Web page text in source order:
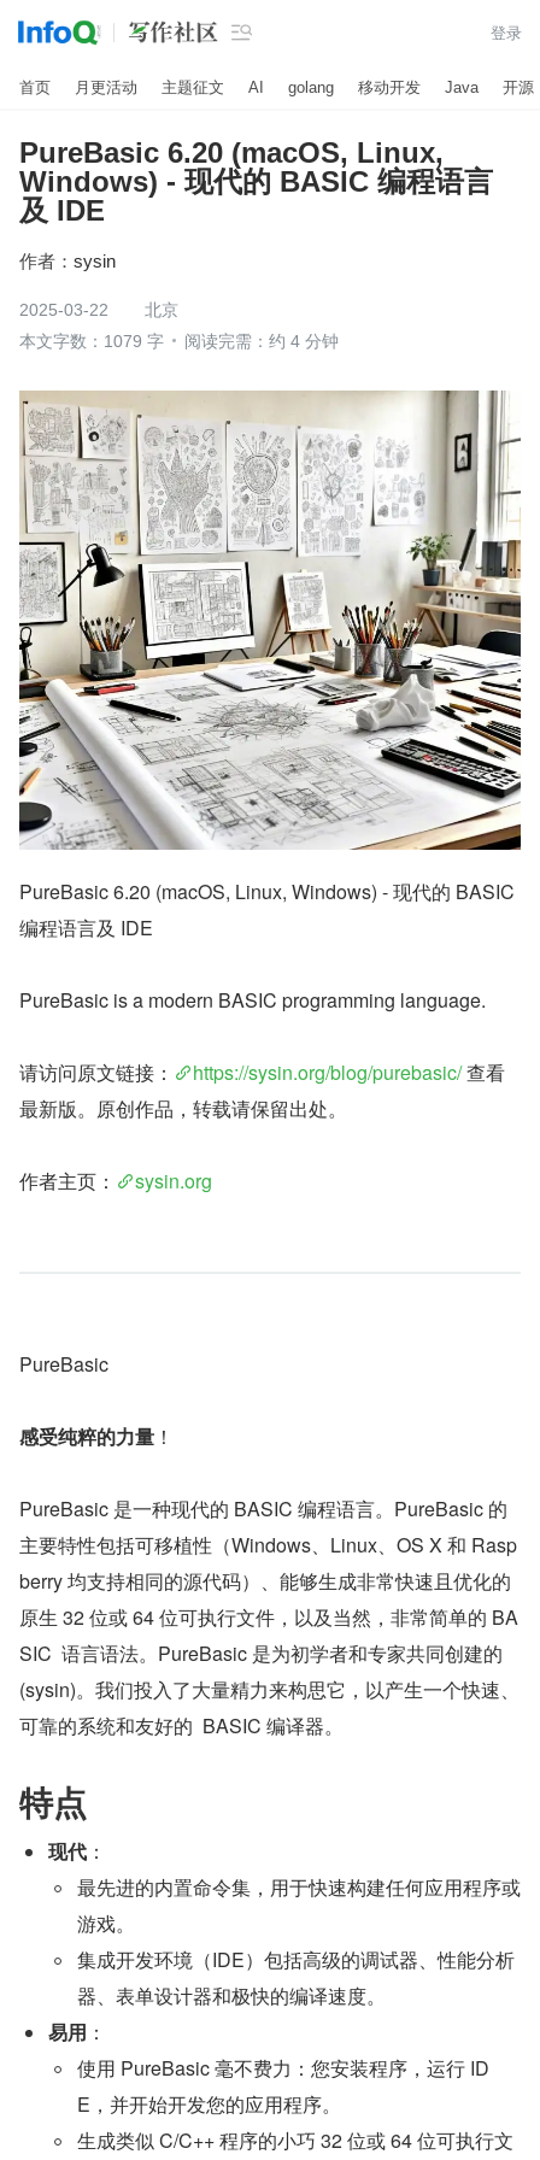
 登录
首页 月更活动 主题征文 AI golang 移动开发 Java 开源
PureBasic 6.20 (macOS, Linux,
Windows) - 现代的 BASIC 编程语言
及 IDE
作者： sysin
2025-03-22
北京
本文字数：1079 字
阅读完需：约 4 分钟
PureBasic 6.20 (macOS, Linux, Windows) - 现代的 BASIC
编程语言及 IDE
PureBasic is a modern BASIC programming language.
请访问原文链接： https://sysin.org/blog/purebasic/ 查看
最新版。原创作品，转载请保留出处。
作者主页： sysin.org
PureBasic
感受纯粹的力量 ！
PureBasic 是一种现代的 BASIC 编程语言。PureBasic 的
主要特性包括可移植性（Windows、Linux、OS X 和 Rasp
berry 均支持相同的源代码）、能够生成非常快速且优化的
原生 32 位或 64 位可执行文件，以及当然，非常简单的 BA
SIC  语言语法。PureBasic 是为初学者和专家共同创建的
(sysin)。我们投入了大量精力来构思它，以产生一个快速、
可靠的系统和友好的  BASIC 编译器。
特点
现代 ：
最先进的内置命令集，用于快速构建任何应用程序或
游戏。
集成开发环境（IDE）包括高级的调试器、性能分析
器、表单设计器和极快的编译速度。
易用 ：
使用 PureBasic 毫不费力：您安装程序，运行 ID
E，并开始开发您的应用程序。
生成类似 C/C++ 程序的小巧 32 位或 64 位可执行文